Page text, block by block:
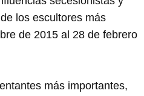
los escultores más
de 2015 al 28 de febrero
más importantes,